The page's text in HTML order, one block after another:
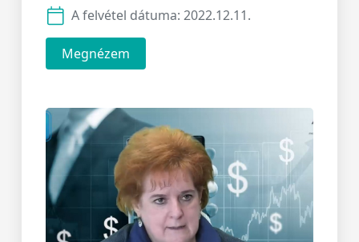
A felvétel dátuma: 2022.12.11.
Megnézem